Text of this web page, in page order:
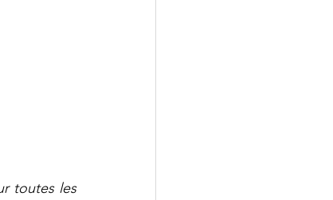
toutes les